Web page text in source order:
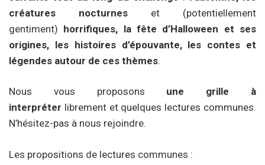
créatures nocturnes et (potentiellement
gentiment) horrifiques, la fête d’Halloween et ses
origines, les histoires d’épouvante, les contes et
légendes autour de ces thèmes.
Nous vous proposons une grille à
interpréter librement et quelques lectures communes.
N’hésitez-pas à nous rejoindre.
Les propositions de lectures communes :